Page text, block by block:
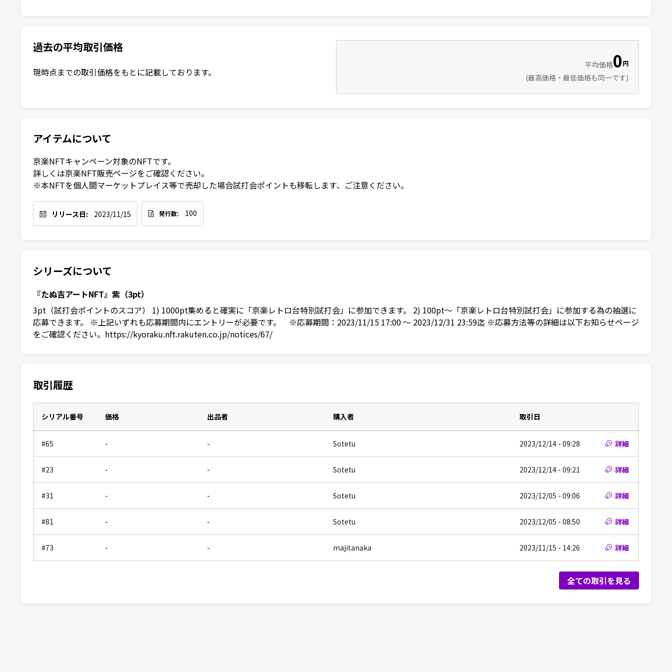
過去の平均取引価格
現時点までの取引価格をもとに記載しております。
平均価格0円
(最高価格・最低価格も同一です)
アイテムについて
京楽NFTキャンペーン対象のNFTです。
詳しくは京楽NFT販売ページをご確認ください。
※本NFTを個人間マーケットプレイス等で売却した場合試打会ポイントも移転します、ご注意ください。
リリース日: 2023/11/15 発行数: 100
シリーズについて
『たぬ吉アートNFT』紫（3pt）
3pt（試打会ポイントのスコア） 1) 1000pt集めると確実に「京楽レトロ台特別試打会」に参加できます。 2) 100pt～「京楽レトロ台特別試打会」に参加する為の抽選に
応募できます。 ※上記いずれも応募期間内にエントリーが必要です。 ※応募期間：2023/11/15 17:00 ～ 2023/12/31 23:59迄 ※応募方法等の詳細は以下お知らせページ
をご確認ください。https://kyoraku.nft.rakuten.co.jp/notices/67/
取引履歴
シリアル番号 価格 出品者 購入者 取引日
#65 - - Sotetu 2023/12/14 - 09:28 詳細
#23 - - Sotetu 2023/12/14 - 09:21 詳細
#31 - - Sotetu 2023/12/05 - 09:06 詳細
#81 - - Sotetu 2023/12/05 - 08:50 詳細
#73 - - majitanaka 2023/11/15 - 14:26 詳細
全ての取引を見る